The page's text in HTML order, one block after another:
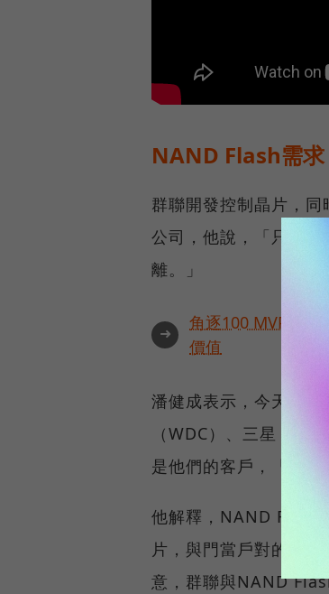
NAND Flash需求
群聯開發控制晶片，
公司，他說，「只在乎
離。」
➜
角逐100 MVP盛典
價值
潘健成表示，今天全
（WDC）、三星（
是他們的客戶，「群聯
他解釋，NAND Flash
片，與門當戶對的大
意，群聯與NAND